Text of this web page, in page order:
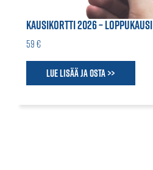
KAUSIKORTTI 2026 – LOPPUKAUSI
59 €
Lue lisää ja osta >>